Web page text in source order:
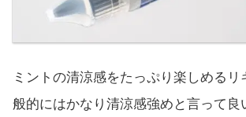
ミントの清涼感をたっぷり楽しめるリ
般的にはかなり清涼感強めと言って良